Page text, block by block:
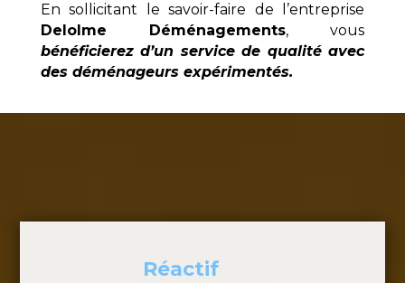
En sollicitant le savoir-faire de l’entreprise
Delolme Déménagements, vous
bénéficierez d’un service de qualité avec
des déménageurs expérimentés.
Réactif